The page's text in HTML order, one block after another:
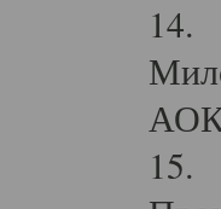
14.
15.